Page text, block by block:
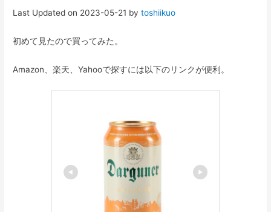
Last Updated on 2023-05-21 bytoshiikuo
初めて見たので買ってみた。
Amazon、楽天、Yahooで探すには以下のリンクが便利。